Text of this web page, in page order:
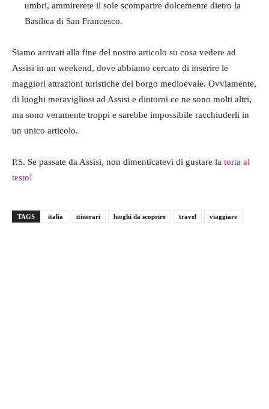
umbri, ammirerete il sole scomparire dolcemente dietro la
Basilica di San Francesco.
Siamo arrivati alla fine del nostro articolo su cosa vedere ad
Assisi in un weekend, dove abbiamo cercato di inserire le
maggiori attrazioni turistiche del borgo medioevale. Ovviamente,
di luoghi meravigliosi ad Assisi e dintorni ce ne sono molti altri,
ma sono veramente troppi e sarebbe impossibile racchiuderli in
un unico articolo.
P.S. Se passate da Assisi, non dimenticatevi di gustare la torta al
testo!
TAGS italia itinerari luoghi da scoprire travel viaggiare